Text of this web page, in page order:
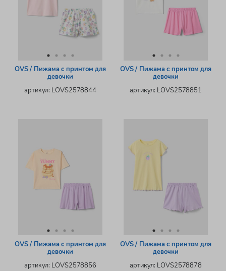
OVS / Пижама с принтом для
девочки
артикул: LOVS2578844
OVS / Пижама с принтом для
девочки
артикул: LOVS2578851
OVS / Пижама с принтом для
девочки
артикул: LOVS2578856
OVS / Пижама с принтом для
девочки
артикул: LOVS2578878